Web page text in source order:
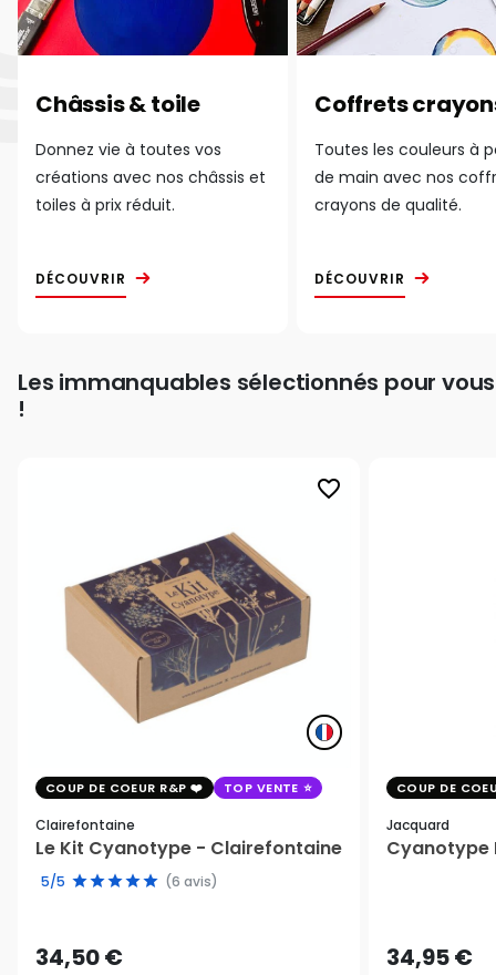
Châssis & toile
Donnez vie à toutes vos
créations avec nos châssis et
toiles à prix réduit.
DÉCOUVRIR
Coffrets
Toutes les couleurs à
de main avec nos
crayons de qualité.
DÉCOUVRIR
Les immanquables sélectionnés pour vous
!
favorite_border
COUP DE COEUR R&P TOP VENTE
Clairefontaine
Le Kit Cyanotype - Clairefontaine
5/5 (6 avis)
34,50 €
COUP DE
Jacquard
Cyanotype
34,95 €